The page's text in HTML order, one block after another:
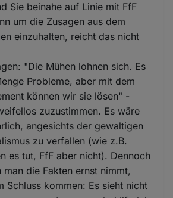
Sie beinahe auf Linie mit FfF
um die Zusagen aus dem
einzuhalten, reicht das nicht
"Die Mühen lohnen sich. Es
Probleme, aber mit dem
können wir sie lösen" -
zuzustimmen. Es wäre
angesichts der gewaltigen
zu verfallen (wie z.B.
es tut, FfF aber nicht). Dennoch
man die Fakten ernst nimmt,
Schluss kommen: Es sieht nicht